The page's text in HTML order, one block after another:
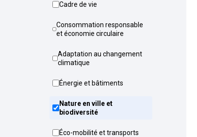
Cadre de vie
Consommation responsable
et économie circulaire
Adaptation au changement
climatique
Énergie et bâtiments
Nature en ville et
biodiversité
Éco-mobilité et transports